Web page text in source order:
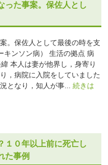
った事案。保佐人とし
。保佐人として最後の時を支
キンソン病） 生活の拠点 病
本人は妻が他界し，身寄り
，病院に入院をしていました
となり，知人が事... 続きは
１０年以上前に死亡し
た事例